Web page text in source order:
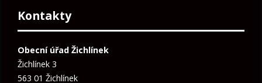
Kontakty
Obecní úřad Žichlínek
Žichlínek 3
563 01 Žichlínek